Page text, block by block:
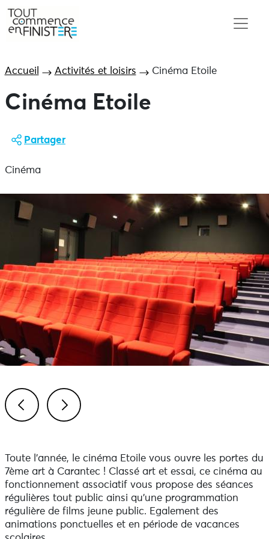
Accueil Activités et loisirs Cinéma Etoile
Cinéma Etoile
Partager
Cinéma
Toute l'année, le cinéma Etoile vous ouvre les portes du
7ème art à Carantec ! Classé art et essai, ce cinéma au
fonctionnement associatif vous propose des séances
régulières tout public ainsi qu'une programmation
régulière de films jeune public. Egalement des
animations ponctuelles et en période de vacances